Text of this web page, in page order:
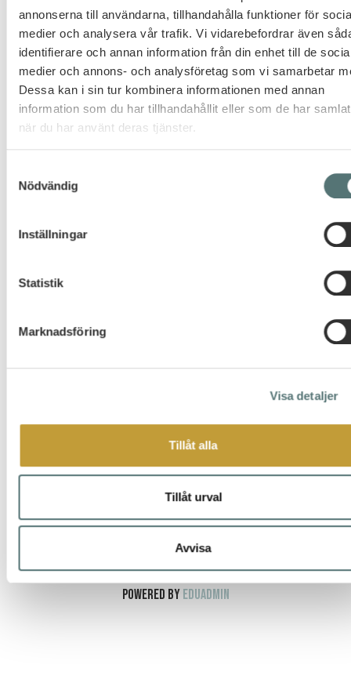
annonserna till användarna, tillhandahålla funktioner för
medier och analysera vår trafik. Vi vidarebefordrar även
identifierare och annan information från din enhet till de
medier och annons- och analysföretag som vi samarbetar
Dessa kan i sin tur kombinera informationen med annan
information som du har tillhandahållit eller som de har
när du har använt deras tjänster.
Nödvändig
Inställningar
Statistik
Marknadsföring
Visa detaljer
Tillåt alla
Tillåt urval
Avvisa
att ha fått tillfälle att reflektera
kring förhandlingen som sådan.
Rekommenderas starkt!
CHRISTIAN ZAAR, MAGNOLIA BOSTAD
1 december- 2 december
Boka nu
Powered by EduAdmin